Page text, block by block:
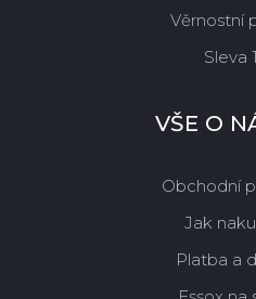
Věrnostní
Sleva
VŠE O
Obchodní
Jak
Platba a